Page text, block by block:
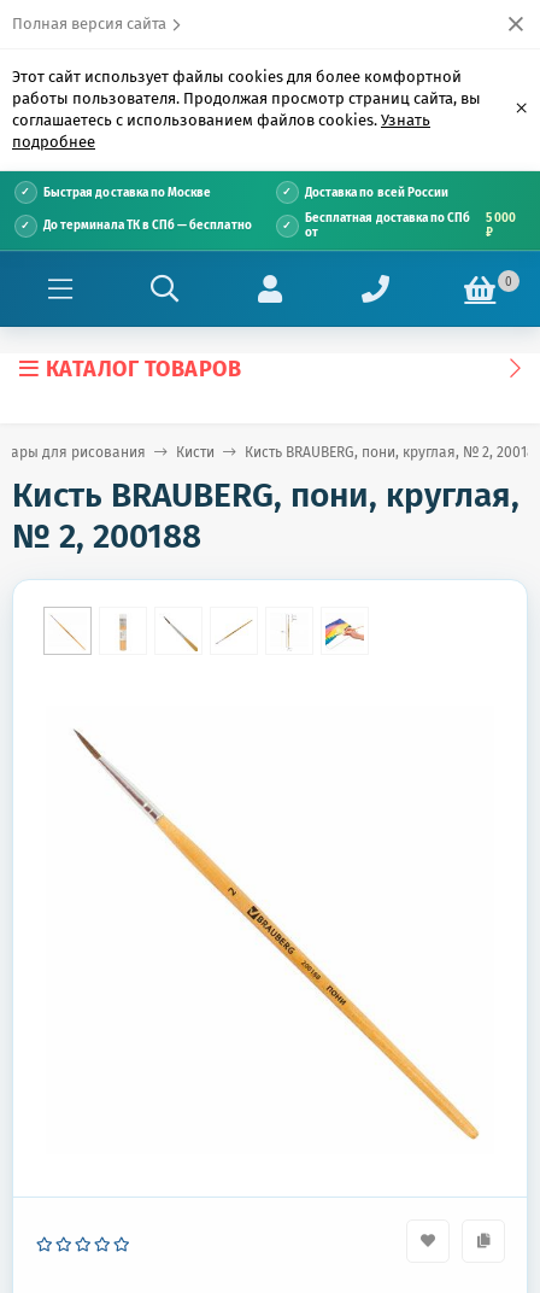
Полная версия сайта
Этот сайт использует файлы cookies для более комфортной
работы пользователя. Продолжая просмотр страниц сайта, вы
соглашаетесь с использованием файлов cookies. Узнать
подробнее
×
Быстрая доставка по Москве Доставка по всей России
До терминала ТК в СПб — бесплатно
Бесплатная доставка по СПб
от
5 000
₽
0
КАТАЛОГ ТОВАРОВ
для рисования Кисти Кисть BRAUBERG, пони, круглая, № 2,
Кисть BRAUBERG, пони, круглая,
№ 2, 200188